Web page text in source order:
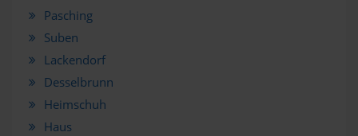
Pasching
Suben
Lackendorf
Desselbrunn
Heimschuh
Haus